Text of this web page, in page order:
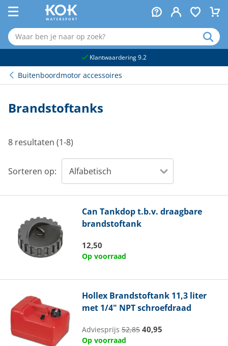
Klantwaardering 9.2
Buitenboordmotor accessoires
Brandstoftanks
8 resultaten (1-8)
Sorteren op:
Can Tankdop t.b.v. draagbare
brandstoftank
12,50
Op voorraad
Hollex Brandstoftank 11,3 liter
met 1/4" NPT schroefdraad
Adviesprijs52,85 40,95
Op voorraad